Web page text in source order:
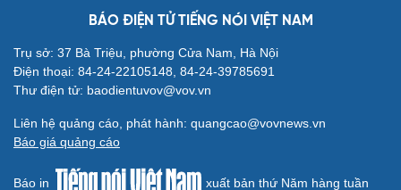
Bộ Chính trị: Giải thể hội quần chúng hoạt động kém
hiệu quả, không đúng tôn chỉ
Quy định số 207: Siết trách nhiệm đảng viên khi sử dụng
mạng xã hội
nghiên cứu sửa Điều lệ Đảng
QUỐC HỘI